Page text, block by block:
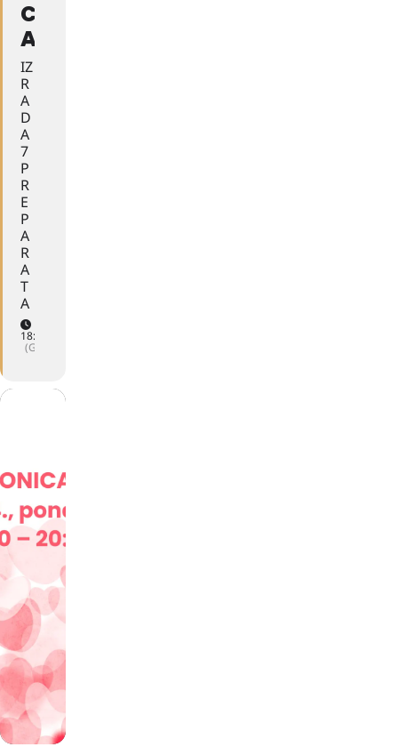
C
A
IZ
R
A
D
A
7
P
R
E
P
A
R
A
T
A
18:00 - 20:00
(GMT+00:00)